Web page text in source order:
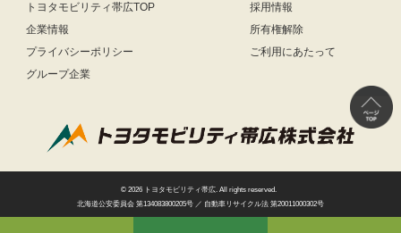
トヨタモビリティ帯広TOP
採用情報
企業情報
所有権解除
プライバシーポリシー
ご利用にあたって
グループ企業
© 2026 トヨタモビリティ帯広. All rights reserved.
北海道公安委員会 第134083800205号 ／ 自動車リサイクル法 第20011000302号